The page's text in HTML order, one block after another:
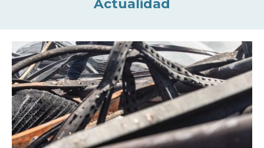
Actualidad